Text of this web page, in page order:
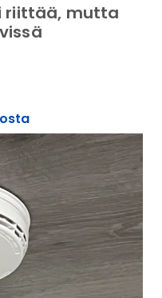
riittää, mutta